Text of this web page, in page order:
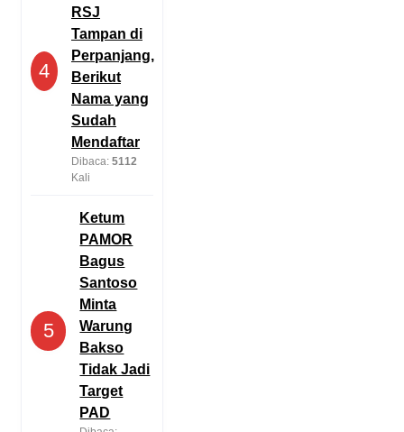
4
RSJ
Tampan di
Perpanjang,
Berikut
Nama yang
Sudah
Mendaftar
Dibaca: 5112
Kali
5
Ketum
PAMOR
Bagus
Santoso
Minta
Warung
Bakso
Tidak Jadi
Target
PAD